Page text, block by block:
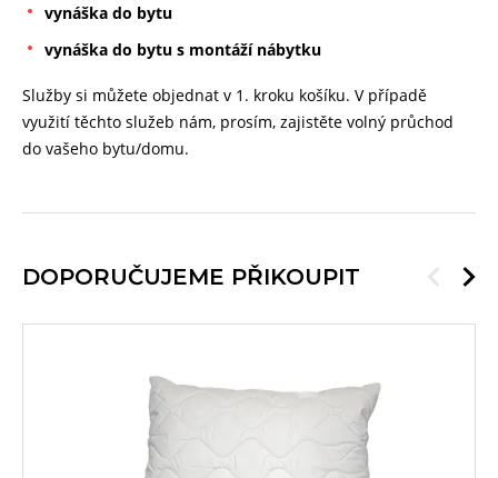
vynáška do bytu
vynáška do bytu s montáží nábytku
Služby si můžete objednat v 1. kroku košíku. V případě
využití těchto služeb nám, prosím, zajistěte volný průchod
do vašeho bytu/domu.
DOPORUČUJEME PŘIKOUPIT